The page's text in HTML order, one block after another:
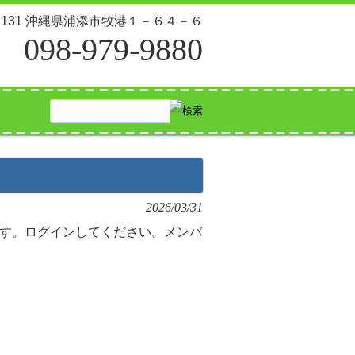
沖縄県浦添市牧港１－６４－６
098-979-9880
2026/03/31
。ログインしてください。メンバ